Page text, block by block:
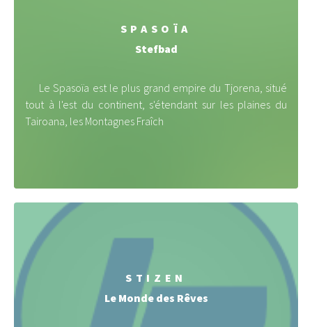
SPASOÏA
Stefbad
Le Spasoïa est le plus grand empire du Tjorena, situé
tout à l'est du continent, s'étendant sur les plaines du
Tairoana, les Montagnes Fraîch
STIZEN
Le Monde des Rêves